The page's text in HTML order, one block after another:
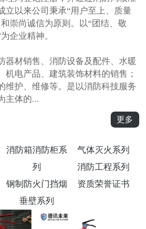
立以来公司秉承“用户至上、质量
崇尚诚信为原则。以“团结、敬
企业精神。
器材销售、消防设备及配件、水暖
机电产品、建筑装饰材料的销售；
维护、维修等。是以消防科技服务
主体的...
更多
消防箱消防柜系
列
气体灭火系列
消防工程系列
钢制防火门挡烟
垂壁系列
资质荣誉证书